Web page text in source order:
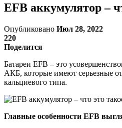
EFB аккумулятор –
Опубликовано Июл 28, 2022
220
Поделится
Батареи EFB–это
АКБ, которые имеют серьезные
кальциевого типа.
Главные особенности EFB